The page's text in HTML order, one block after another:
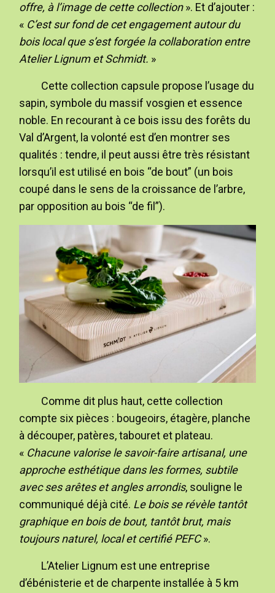
offre, à l’image de cette collection». Et d’ajouter :
« C’est sur fond de cet engagement autour du
bois local que s’est forgée la collaboration entre
Atelier Lignum et Schmidt. »
Cette collection capsule propose l’usage du
sapin, symbole du massif vosgien et essence
noble. En recourant à ce bois issu des forêts du
Val d’Argent, la volonté est d’en montrer ses
qualités : tendre, il peut aussi être très résistant
lorsqu’il est utilisé en bois “de bout” (un bois
coupé dans le sens de la croissance de l’arbre,
par opposition au bois “de fil”).
Comme dit plus haut, cette collection
compte six pièces : bougeoirs, étagère, planche
à découper, patères, tabouret et plateau.
« Chacune valorise le savoir-faire artisanal, une
approche esthétique dans les formes, subtile
avec ses arêtes et angles arrondis, souligne le
communiqué déjà cité. Le bois se révèle tantôt
graphique en bois de bout, tantôt brut, mais
toujours naturel, local et certifié PEFC».
L’Atelier Lignum est une entreprise
d’ébénisterie et de charpente installée à 5 km